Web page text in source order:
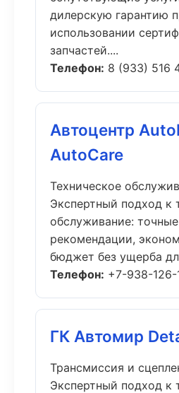
дилерскую гарантию
использовании
запчастей....
Телефон: 8 (933) 516
Автоцентр
AutoCare
Техническое
Экспертный подход к
обслуживание: точные
рекомендации,
бюджет без ущерба
Телефон: +7-938-
ГК Автомир
Трансмиссия и
Экспертный подход к